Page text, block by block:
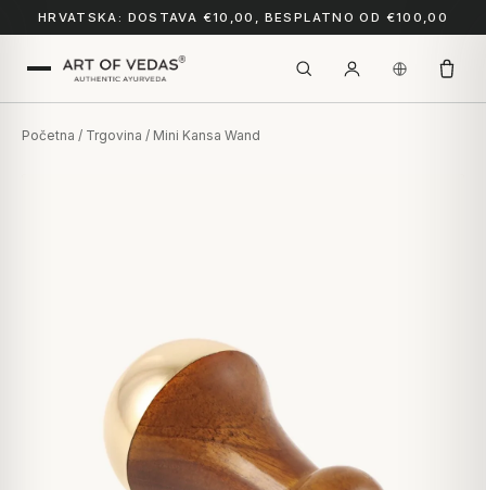
HRVATSKA: DOSTAVA €10,00, BESPLATNO OD €100,00
Početna / Trgovina / Mini Kansa Wand